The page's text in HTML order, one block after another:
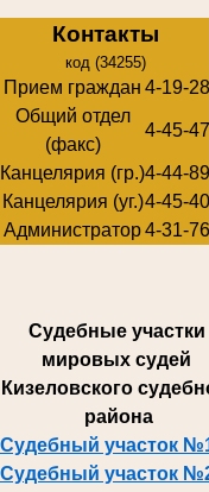
Контакты
код (34255)
Прием граждан 4-19-28
Общий отдел
(факс)
4-45-47
Канцелярия (гр.)4-44-89
Канцелярия (уг.)4-45-40
Администратор4-31-76
Судебные участки
мировых судей
Кизеловского
района
Судебный участок
Судебный участок